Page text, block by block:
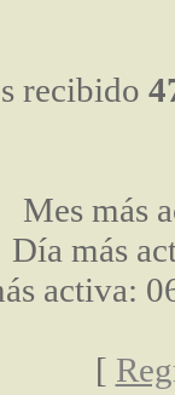
recibido
Mes más
Día más
activa:
[